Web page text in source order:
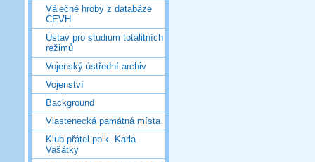
Válečné hroby z databáze
CEVH
Ústav pro studium totalitních
režimů
Vojenský ústřední archiv
Vojenství
Background
Vlastenecká památná místa
Klub přátel pplk. Karla
Vašátky